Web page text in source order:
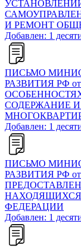
И РЕМОНТ
Добавлен: 1
ПИСЬМО
РАЗВИТИЯ РФ от
СОДЕРЖАНИЕ
Добавлен: 1
ПИСЬМО
РАЗВИТИЯ РФ от
ФЕДЕРАЦИИ
Добавлен: 1